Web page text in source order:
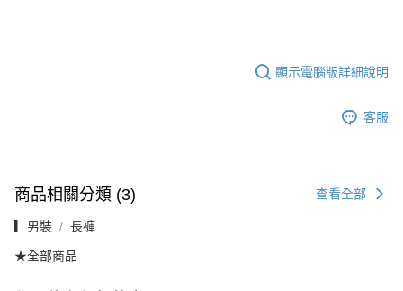
顯示電腦版詳細說明
客服
商品相關分類 (3) 查看全部
▎男裝 長褲
★全部商品